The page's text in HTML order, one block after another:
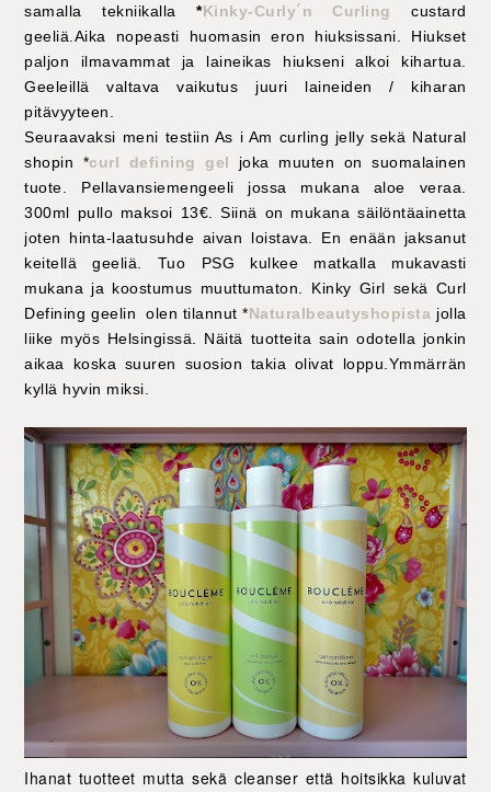
samalla tekniikalla
*Kinky-Curly´n Curling
custard
geeliä.Aika nopeasti huomasin eron hiuksissani. Hiukset
paljon ilmavammat ja laineikas hiukseni alkoi kihartua.
Geeleillä valtava vaikutus juuri laineiden / kiharan
pitävyyteen.
Seuraavaksi meni testiin As i Am curling jelly sekä Natural
shopin *curl defining gel joka muuten on suomalainen
tuote. Pellavansiemengeeli jossa mukana aloe veraa.
300ml pullo maksoi 13€. Siinä on mukana säilöntäainetta
joten hinta-laatusuhde aivan loistava. En enään jaksanut
keitellä geeliä. Tuo PSG kulkee matkalla mukavasti
mukana ja koostumus muuttumaton. Kinky Girl sekä Curl
Defining geelin olen tilannut *Naturalbeautyshopista jolla
liike myös Helsingissä. Näitä tuotteita sain odotella jonkin
aikaa koska suuren suosion takia olivat loppu.Ymmärrän
kyllä hyvin miksi.
Ihanat tuotteet mutta sekä cleanser että hoitsikka kuluvat